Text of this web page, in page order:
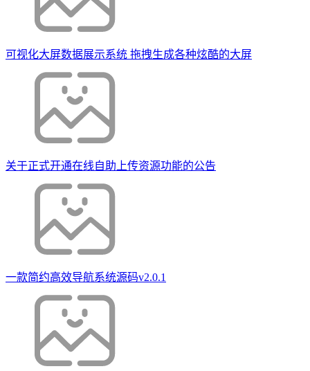
可视化大屏数据展示系统 拖拽生成各种炫酷的大屏
关于正式开通在线自助上传资源功能的公告
一款简约高效导航系统源码v2.0.1